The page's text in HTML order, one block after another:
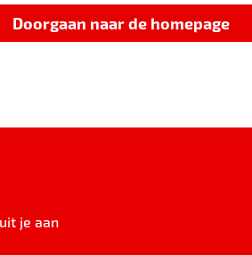
Doorgaan naar de homepage
je aan